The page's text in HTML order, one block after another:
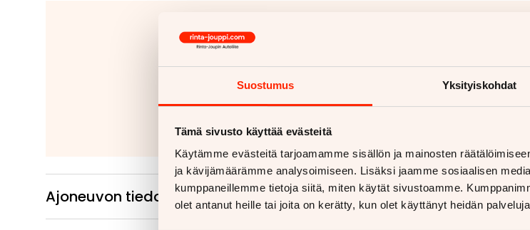
Suostumus Yksityiskohdat
Tämä sivusto käyttää evästeitä
Käytämme evästeitä tarjoamamme sisällön ja mainosten
ja kävijämäärämme analysoimiseen. Lisäksi jaamme sosiaalisen
kumppaneillemme tietoja siitä, miten käytät sivustoamme.
olet antanut heille tai joita on kerätty, kun olet käyttänyt heidän
Tähänkin autoon vetokoukku asennettuna
Kiinteät koukut alk. 670€
Irrotettavat koukut alk. 810€
Lue lisää
Ajoneuvon tiedot